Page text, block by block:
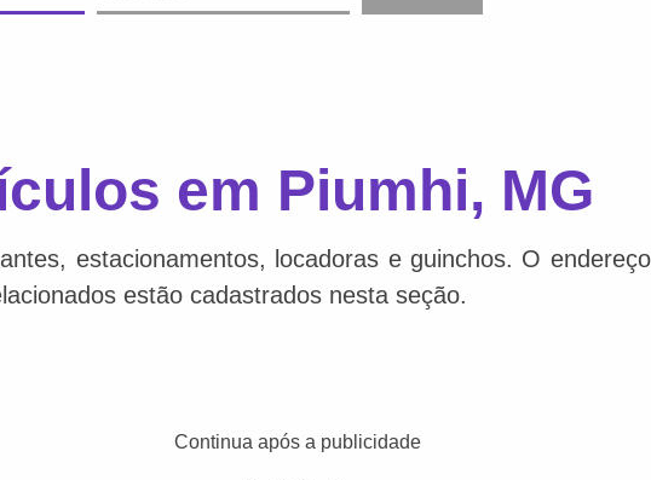
em Piumhi, MG
estacionamentos, locadoras e guinchos. O
estão cadastrados nesta seção.
Continua após a publicidade